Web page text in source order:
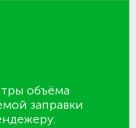
объёма
заправки